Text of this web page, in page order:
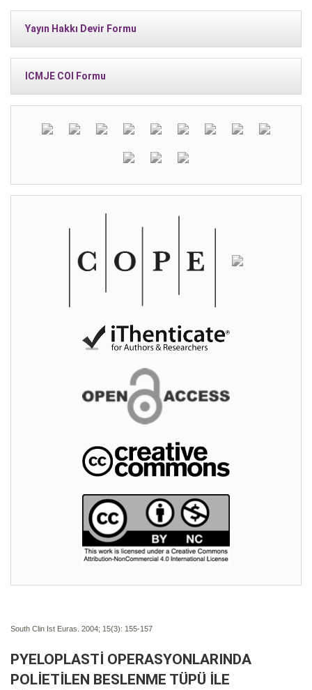
Yayın Hakkı Devir Formu
ICMJE COI Formu
South Clin Ist Euras. 2004; 15(3): 155-157
PYELOPLASTİ OPERASYONLARINDA
POLİETİLEN BESLENME TÜPÜ İLE